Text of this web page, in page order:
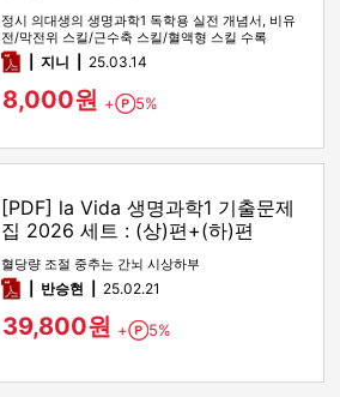
정시 의대생의 생명과학1 독학용 실전 개념서, 비유
전/막전위 스킬/근수축 스킬/혈액형 스킬 수록
pdf지니 25.03.14
8,000원 + Point
5%
[PDF] la Vida 생명과학1 기출문제
집 2026 세트 : (상)편+(하)편
혈당량 조절 중추는 간뇌 시상하부
pdf반승현 25.02.21
39,800원 + Point
5%